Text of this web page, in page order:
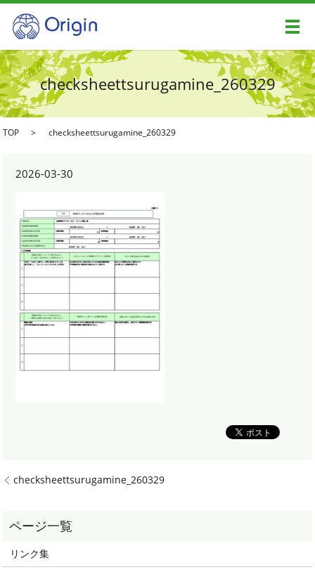
メ
checksheettsurugamine_260329
TOP checksheettsurugamine_260329
2026-03-30
checksheettsurugamine_260329
リンク集